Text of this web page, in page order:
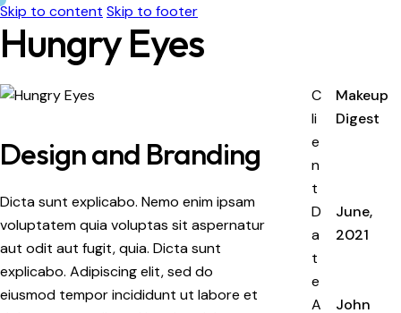
Skip to content Skip to footer
Hungry Eyes
Design and Branding
Dicta sunt explicabo. Nemo enim ipsam
voluptatem quia voluptas sit aspernatur
aut odit aut fugit, quia. Dicta sunt
explicabo. Adipiscing elit, sed do
eiusmod tempor incididunt ut labore et
C
li
e
n
t
Makeup
Digest
D
a
t
e
June,
2021
A
John